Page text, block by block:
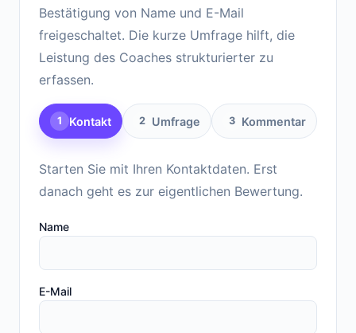
Bestätigung von Name und E-Mail
freigeschaltet. Die kurze Umfrage hilft, die
Leistung des Coaches strukturierter zu
erfassen.
1 Kontakt 2 Umfrage 3 Kommentar
Starten Sie mit Ihren Kontaktdaten. Erst
danach geht es zur eigentlichen Bewertung.
Name
E-Mail